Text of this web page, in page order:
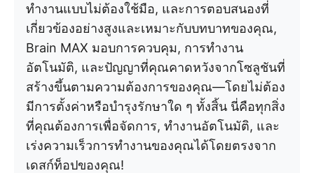
ทำงานแบบไม่ต้องใช้มือ, และการตอบสนองที่
เกี่ยวข้องอย่างสูงและเหมาะกับบทบาทของคุณ,
Brain MAX มอบการควบคุม, การทำงาน
อัตโนมัติ, และปัญญาที่คุณคาดหวังจากโซลูชันที่
สร้างขึ้นตามความต้องการของคุณ—โดยไม่ต้อง
มีการตั้งค่าหรือบำรุงรักษาใด ๆ ทั้งสิ้น นี่คือทุกสิ่ง
ที่คุณต้องการเพื่อจัดการ, ทำงานอัตโนมัติ, และ
เร่งความเร็วการทำงานของคุณได้โดยตรงจาก
เดสก์ท็อปของคุณ!